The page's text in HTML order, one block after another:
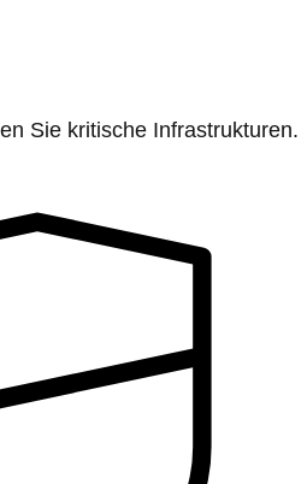
Sie kritische Infrastrukturen.